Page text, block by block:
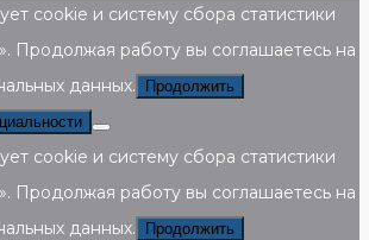
cookie и систему сбора статистики
Продолжая работу вы соглашаетесь на
данных.
Продолжить
cookie и систему сбора статистики
Продолжая работу вы соглашаетесь на
данных.
Продолжить